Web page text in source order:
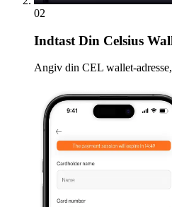
02
Indtast Din Celsius
Angiv din CEL wallet-